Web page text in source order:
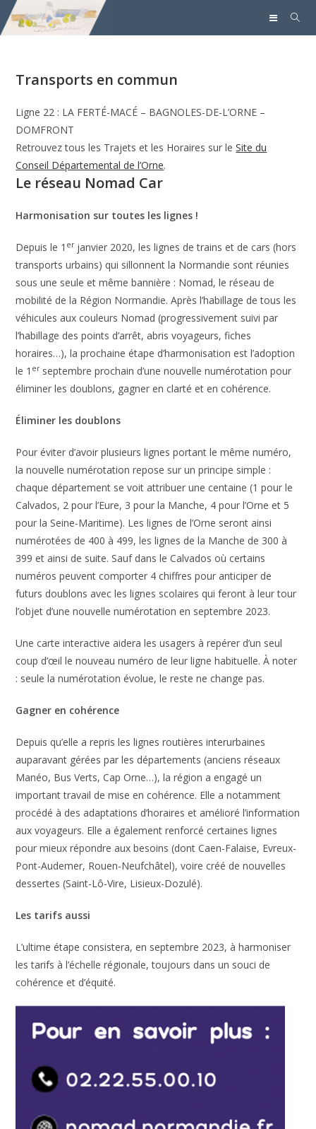
Transports en commun
Ligne 22 : LA FERTÉ-MACÉ – BAGNOLES-DE-L’ORNE –
DOMFRONT
Retrouvez tous les Trajets et les Horaires sur leSite du
Conseil Départemental de l’Orne.
Le réseau Nomad Car
Harmonisation sur toutes les lignes !
Depuis le 1 erjanvier 2020, les lignes de trains et de cars (hors
transports urbains) qui sillonnent la Normandie sont réunies
sous une seule et même bannière : Nomad, le réseau de
mobilité de la Région Normandie. Après l’habillage de tous les
véhicules aux couleurs Nomad (progressivement suivi par
l’habillage des points d’arrêt, abris voyageurs, fiches
horaires…), la prochaine étape d’harmonisation est l’adoption
le 1 erseptembre prochain d’une nouvelle numérotation pour
éliminer les doublons, gagner en clarté et en cohérence.
Éliminer les doublons
Pour éviter d’avoir plusieurs lignes portant le même numéro,
la nouvelle numérotation repose sur un principe simple :
chaque département se voit attribuer une centaine (1 pour le
Calvados, 2 pour l’Eure, 3 pour la Manche, 4 pour l’Orne et 5
pour la Seine-Maritime). Les lignes de l’Orne seront ainsi
numérotées de 400 à 499, les lignes de la Manche de 300 à
399 et ainsi de suite. Sauf dans le Calvados où certains
numéros peuvent comporter 4 chiffres pour anticiper de
futurs doublons avec les lignes scolaires qui feront à leur tour
l’objet d’une nouvelle numérotation en septembre 2023.
Une carte interactive aidera les usagers à repérer d’un seul
coup d’œil le nouveau numéro de leur ligne habituelle. À noter
: seule la numérotation évolue, le reste ne change pas.
Gagner en cohérence
Depuis qu’elle a repris les lignes routières interurbaines
auparavant gérées par les départements (anciens réseaux
Manéo, Bus Verts, Cap Orne…), la région a engagé un
important travail de mise en cohérence. Elle a notamment
procédé à des adaptations d’horaires et amélioré l’information
aux voyageurs. Elle a également renforcé certaines lignes
pour mieux répondre aux besoins (dont Caen-Falaise, Evreux-
Pont-Audemer, Rouen-Neufchâtel), voire créé de nouvelles
dessertes (Saint-Lô-Vire, Lisieux-Dozulé).
Les tarifs aussi
L’ultime étape consistera, en septembre 2023, à harmoniser
les tarifs à l’échelle régionale, toujours dans un souci de
cohérence et d’équité.